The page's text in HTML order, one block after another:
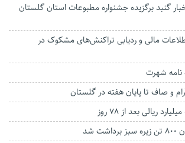
گنبد برگزیده جشنواره مطبوعات استان گلستان
اطلاعات مالی و ردیابی تراکنش‌های مشکوک در
شهرت
و صاف تا پایان هفته در گلستان
شد